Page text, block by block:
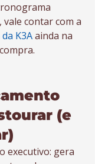
vale contar com a
K3A ainda na
(e
executivo: gera